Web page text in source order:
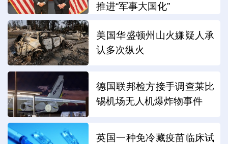
推进“军事大国化”
美国华盛顿州山火嫌疑人承
认多次纵火
德国联邦检方接手调查莱比
锡机场无人机爆炸物事件
英国一种免冷藏疫苗临床试